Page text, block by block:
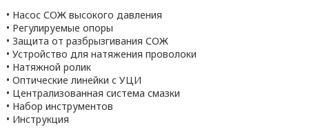
• Насос СОЖ высокого давления
• Регулируемые опоры
• Защита от разбрызгивания СОЖ
• Устройство для натяжения проволоки
• Натяжной ролик
• Оптические линейки с УЦИ
• Централизованная система смазки
• Набор инструментов
• Инструкция